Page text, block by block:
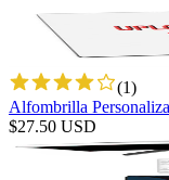
(1)
Alfombrilla
$27.50 USD